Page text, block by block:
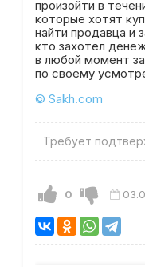
произойти в
которые хотят
найти продавца и
кто захотел
в любой момент
по своему
© Sakh.com
Требует
0